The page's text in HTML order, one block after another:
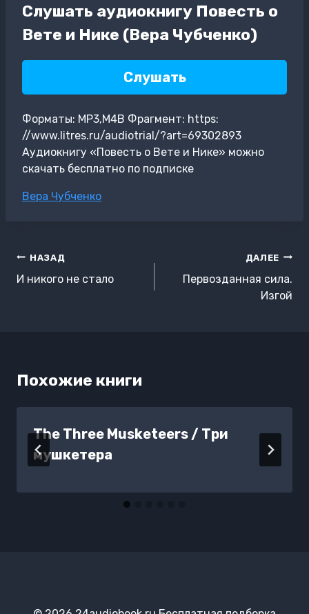
Слушать аудиокнигу Повесть о
Вете и Нике (Вера Чубченко)
Слушать
Форматы: MP3,M4B Фрагмент: https:
//www.litres.ru/audiotrial/?art=69302893
Аудиокнигу «Повесть о Вете и Нике» можно
скачать бесплатно по подписке
Метки
Вера Чубченко
Навигация
по
НАЗАД
И никого не стало
ДАЛЕЕ
Первозданная сила.
Изгой
Похожие книги
The Three Musketeers / Три
мушкетера